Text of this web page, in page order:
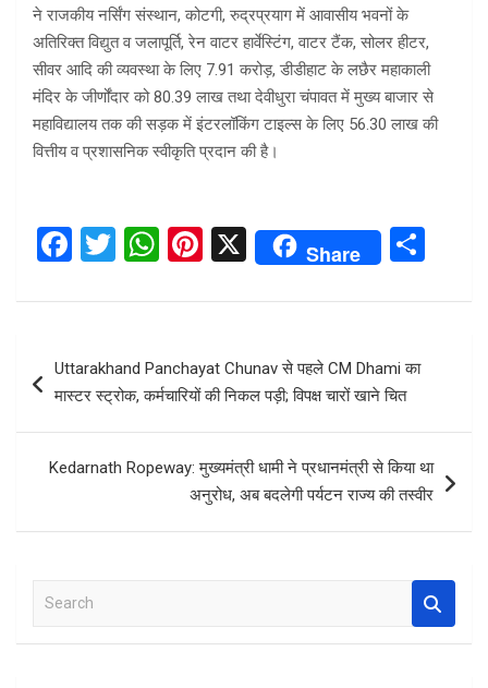
ने राजकीय नर्सिंग संस्थान, कोटगी, रुद्रप्रयाग में आवासीय भवनों के
अतिरिक्त विद्युत व जलापूर्ति, रेन वाटर हार्वेस्टिंग, वाटर टैंक, सोलर हीटर,
सीवर आदि की व्यवस्था के लिए 7.91 करोड़, डीडीहाट के लछैर महाकाली
मंदिर के जीर्णोंदार को 80.39 लाख तथा देवीधुरा चंपावत में मुख्य बाजार से
महाविद्यालय तक की सड़क में इंटरलॉकिंग टाइल्स के लिए 56.30 लाख की
वित्तीय व प्रशासनिक स्वीकृति प्रदान की है।
F
ce
o
k
T
tt
W
at
A
p
Pi
er
t
X Share
ar
navigation
Uttarakhand Panchayat Chunav से पहले CM Dhami का
मास्‍टर स्‍ट्रोक, कर्मचारियों की निकल पड़ी; विपक्ष चारों खाने चित
Kedarnath Ropeway: मुख्यमंत्री धामी ने प्रधानमंत्री से किया था
अनुरोध, अब बदलेगी पर्यटन राज्‍य की तस्‍वीर
a